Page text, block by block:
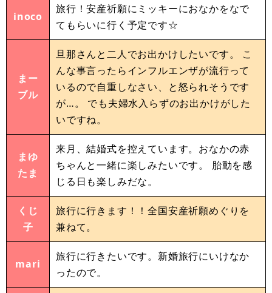
inoco
旅行！安産祈願にミッキーにおなかをなで
てもらいに行く予定です☆
まー
ブル
旦那さんと二人でお出かけしたいです。 こ
んな事言ったらインフルエンザが流行って
いるので自重しなさい、と怒られそうです
が…。 でも夫婦水入らずのお出かけがした
いですね。
まゆ
たま
来月、結婚式を控えています。おなかの赤
ちゃんと一緒に楽しみたいです。 胎動を感
じる日も楽しみだな。
くじ
子
旅行に行きます！！全国安産祈願めぐりを
兼ねて。
mari
旅行に行きたいです。新婚旅行にいけなか
ったので。